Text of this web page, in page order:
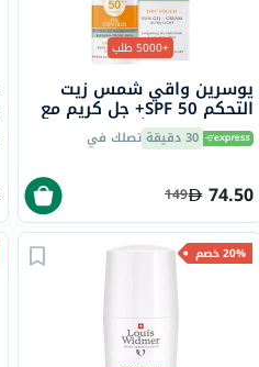
+5000 طلب
يوسرين واقي شمس زيت
التحكم SPF 50+ جل كريم مع
لمسة جافة وتأثير مضاد
لللمعان للبشرة المعرضة
30 دقيقة تصلك في
74.50
149
20% خصم